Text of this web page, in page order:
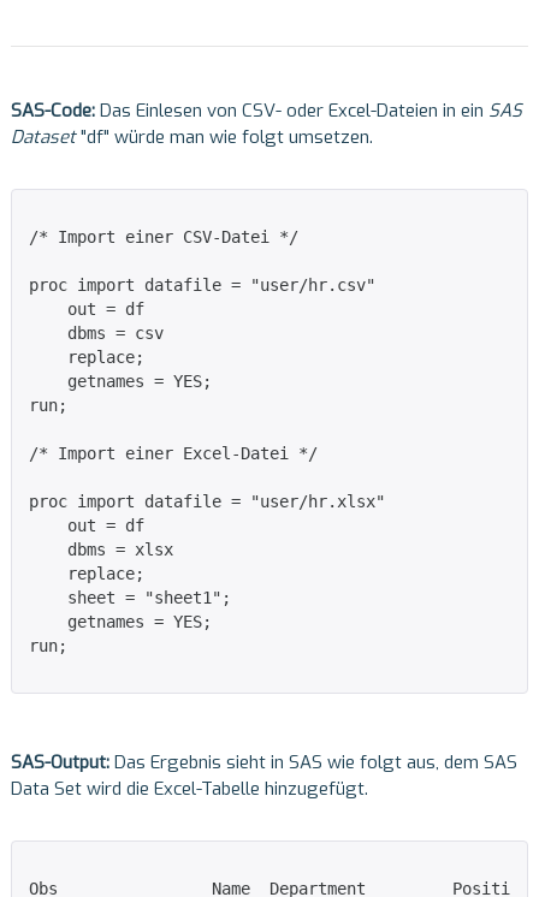
SAS-Code: Das Einlesen von CSV- oder Excel-Dateien in ein SAS
Dataset"df" würde man wie folgt umsetzen.
/* Import einer CSV-Datei */
proc import datafile = "user/hr.csv"
    out = df
    dbms = csv
    replace;
    getnames = YES;
run;
/* Import einer Excel-Datei */
proc import datafile = "user/hr.xlsx"
    out = df
    dbms = xlsx
    replace;
    sheet = "sheet1";
    getnames = YES;
run;
SAS-Output: Das Ergebnis sieht in SAS wie folgt aus, dem SAS
Data Set wird die Excel-Tabelle hinzugefügt.
Obs                Name  Department         Position